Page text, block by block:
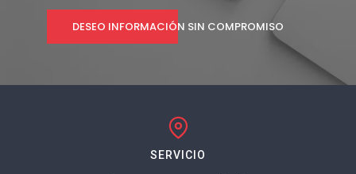
DESEO INFORMACIÓN SIN COMPROMISO
SERVICIO